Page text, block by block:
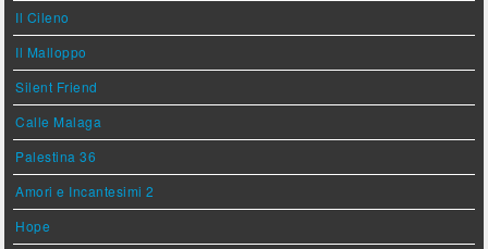
Il Cileno
Il Malloppo
Silent Friend
Calle Malaga
Palestina 36
Amori e Incantesimi 2
Hope